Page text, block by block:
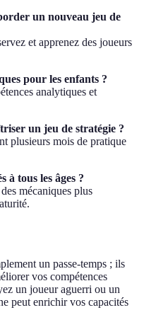
un nouveau jeu de
et apprenez des joueurs
pour les enfants ?
analytiques et
un jeu de stratégie ?
plusieurs mois de pratique
à tous les âges ?
mécaniques plus
un passe-temps ; ils
vos compétences
un joueur aguerri ou un
peut enrichir vos capacités